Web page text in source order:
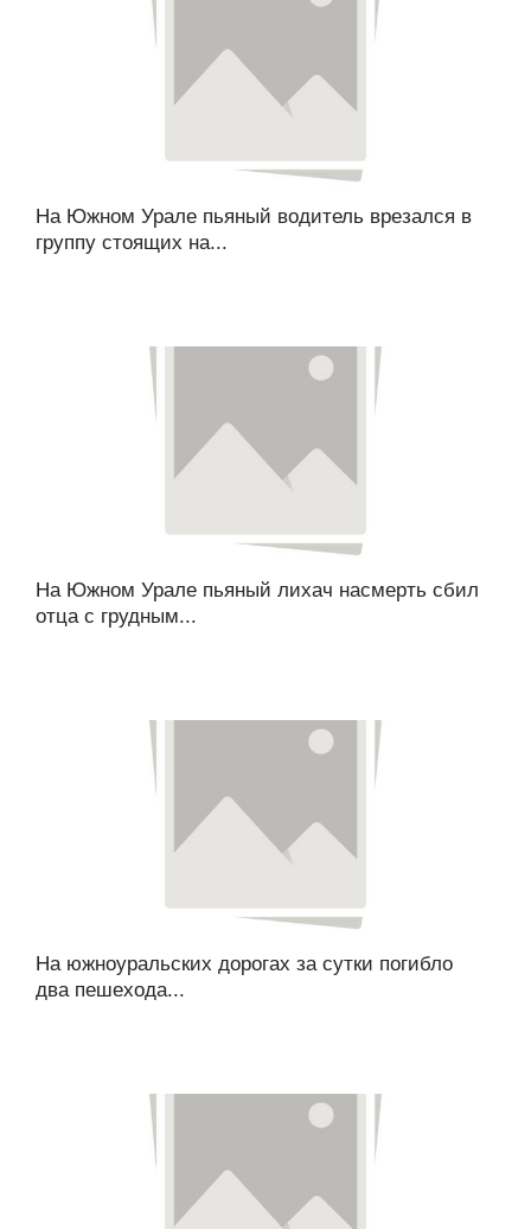
На Южном Урале пьяный водитель врезался в
группу стоящих на...
На Южном Урале пьяный лихач насмерть сбил
отца с грудным...
На южноуральских дорогах за сутки погибло
два пешехода...